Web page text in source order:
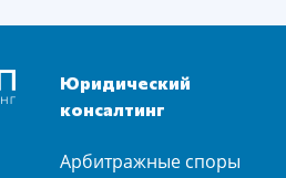
Юридический
консалтинг
Арбитражные споры